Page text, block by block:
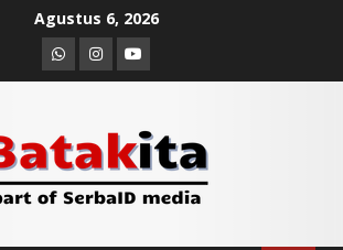
Agustus 6, 2026
Whatsapp
Instagram
Youtube